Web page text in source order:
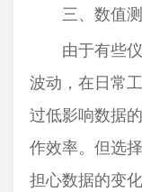
三、数值测
由于有些仪
波动，在日常
过低影响数据
作效率。但选
担心数据的变